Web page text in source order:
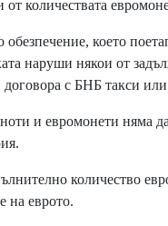
количествата
което
наруши някои от
договора с БНБ такси
и евромонети няма
количество
на еврото.